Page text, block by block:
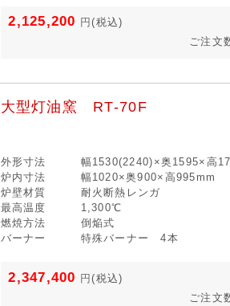
2,125,200 円(税込)
ご注文
大型灯油窯 RT-70F
外形寸法
幅1530(2240)×奥1595×高
炉内寸法
幅1020×奥900×高995mm
炉壁材質
耐火断熱レンガ
最高温度
1,300℃
燃焼方法
倒焔式
バーナー
特殊バーナー 4本
2,347,400 円(税込)
ご注文